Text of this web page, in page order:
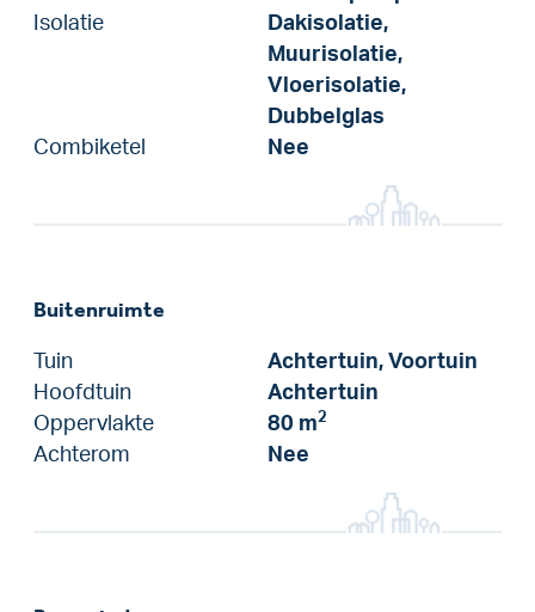
Isolatie
Dakisolatie,
Muurisolatie,
Vloerisolatie,
Dubbelglas
Combiketel
Nee
Buitenruimte
Tuin
Achtertuin, Voortuin
Hoofdtuin
Achtertuin
Oppervlakte
80 m2
Achterom Nee